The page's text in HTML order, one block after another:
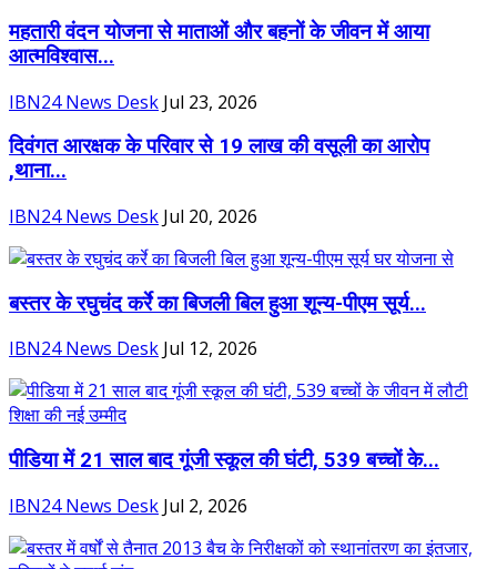
महतारी वंदन योजना से माताओं और बहनों के जीवन में आया
आत्मविश्वास...
IBN24 News Desk Jul 23, 2026
दिवंगत आरक्षक के परिवार से 19 लाख की वसूली का आरोप
,थाना...
IBN24 News Desk Jul 20, 2026
बस्तर के रघुचंद कर्रे का बिजली बिल हुआ शून्य-पीएम सूर्य...
IBN24 News Desk Jul 12, 2026
पीडिया में 21 साल बाद गूंजी स्कूल की घंटी, 539 बच्चों के...
IBN24 News Desk Jul 2, 2026